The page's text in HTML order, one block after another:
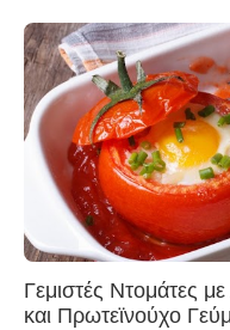
Γεμιστές Ντομάτες
και Πρωτεϊνούχο